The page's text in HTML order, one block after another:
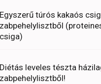
Egyszerű túrós kakaós
zabpehelylisztből
csiga)
Diétás leveles tészta
zabpehelylisztből!